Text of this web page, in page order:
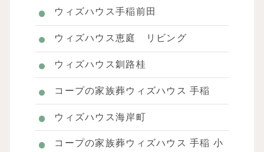
ウィズハウス手稲前田
ウィズハウス恵庭 リビング
ウィズハウス釧路桂
コープの家族葬ウィズハウス 手稲
ウィズハウス海岸町
コープの家族葬ウィズハウス 手稲 小